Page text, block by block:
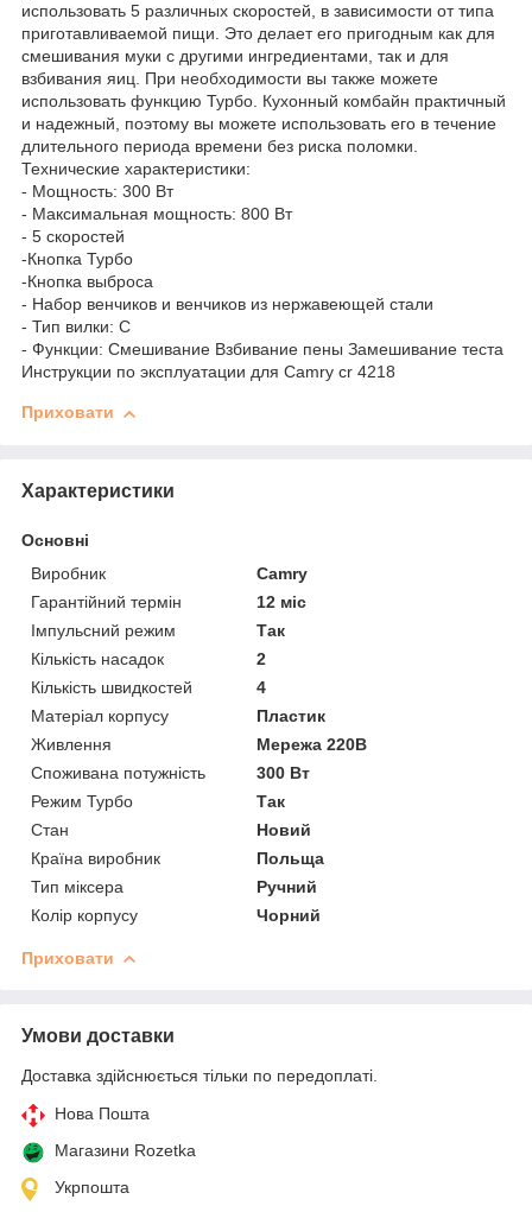
использовать 5 различных скоростей, в зависимости от типа
приготавливаемой пищи. Это делает его пригодным как для
смешивания муки с другими ингредиентами, так и для
взбивания яиц. При необходимости вы также можете
использовать функцию Турбо. Кухонный комбайн практичный
и надежный, поэтому вы можете использовать его в течение
длительного периода времени без риска поломки.
Технические характеристики:
- Мощность: 300 Вт
- Максимальная мощность: 800 Вт
- 5 скоростей
-Кнопка Турбо
-Кнопка выброса
- Набор венчиков и венчиков из нержавеющей стали
- Тип вилки: C
- Функции: Смешивание Взбивание пены Замешивание теста
Инструкции по эксплуатации для Camry cr 4218
Приховати
Характеристики
Основні
Виробник
Camry
Гарантійний термін
12 міс
Імпульсний режим
Так
Кількість насадок
2
Кількість швидкостей
4
Матеріал корпусу
Пластик
Живлення
Мережа 220В
Споживана потужність
300 Вт
Режим Турбо
Так
Стан
Новий
Країна виробник
Польща
Тип міксера
Ручний
Колір корпусу
Чорний
Приховати
Умови доставки
Доставка здійснюється тільки по передоплаті.
Нова Пошта
Магазини Rozetka
Укрпошта